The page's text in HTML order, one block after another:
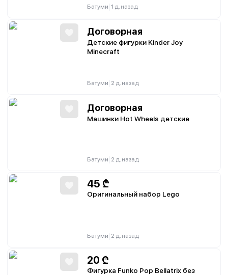
Батуми 1 д. назад
Договорная
Детские фигурки Kinder Joy
Minecraft
Батуми 2 д. назад
Договорная
Машинки Hot Wheels детские
Батуми 2 д. назад
45 ₾
Оригинальный набор Lego
Батуми 2 д. назад
20 ₾
Фигурка Funko Pop Bellatrix без